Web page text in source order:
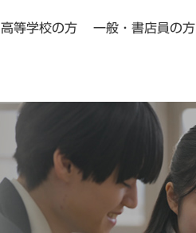
小学校・中学校の方向け
Pick Up
高等学校の方
Pick Up
一般・書店員の方
動画教材
よくある質問